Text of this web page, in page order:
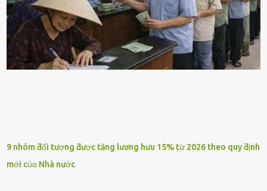
9 nhóm ƌối tượng ƌược tăng lương hưu 15% từ 2026 theo quy ƌịnh
mới củɑ Nhà nước